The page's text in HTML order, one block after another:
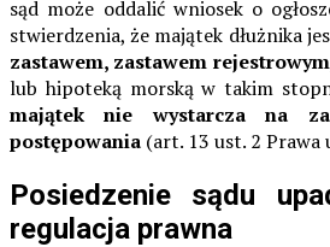
sąd może oddalić wniosek o
stwierdzenia, że majątek dłużnika
zastawem, zastawem rejestrowym
lub hipoteką morską w takim
majątek nie wystarcza na
postępowania (art. 13 ust. 2 Prawa
Posiedzenie sądu
regulacja prawna